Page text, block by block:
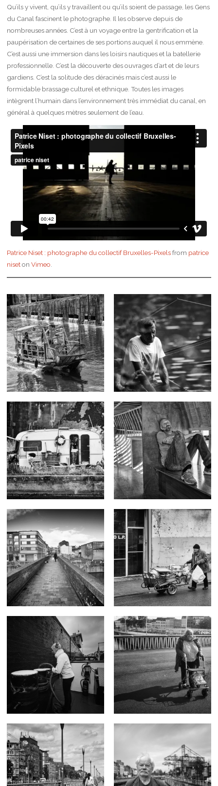
Qu’ils y vivent, qu’ils y travaillent ou qu’ils soient de passage, les Gens
du Canal fascinent le photographe. Il les observe depuis de
nombreuses années. C’est à un voyage entre la gentrification et la
paupérisation de certaines de ses portions auquel il nous emmène.
C’est aussi une immersion dans les loisirs nautiques et la batellerie
professionnelle. C’est la découverte des ouvrages d’art et de leurs
gardiens. C’est la solitude des déracinés mais c’est aussi le
formidable brassage culturel et ethnique. Toutes les images
intègrent l’humain dans l’environnement très immédiat du canal, en
général à quelques mètres seulement de l’eau.
Patrice Niset : photographe du collectif Bruxelles-Pixelsfrom patrice
nisetonVimeo